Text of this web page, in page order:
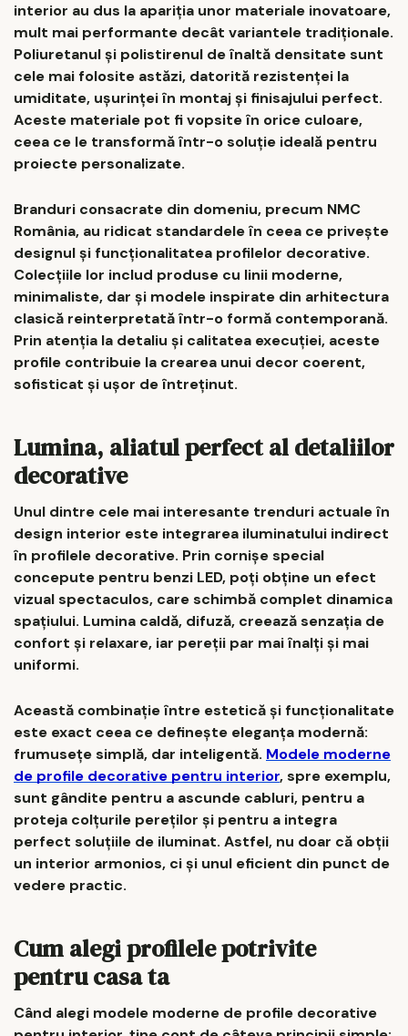
interior au dus la apariția unor materiale inovatoare,
mult mai performante decât variantele tradiționale.
Poliuretanul și polistirenul de înaltă densitate sunt
cele mai folosite astăzi, datorită rezistenței la
umiditate, ușurinței în montaj și finisajului perfect.
Aceste materiale pot fi vopsite în orice culoare,
ceea ce le transformă într-o soluție ideală pentru
proiecte personalizate.
Branduri consacrate din domeniu, precum NMC
România, au ridicat standardele în ceea ce privește
designul și funcționalitatea profilelor decorative.
Colecțiile lor includ produse cu linii moderne,
minimaliste, dar și modele inspirate din arhitectura
clasică reinterpretată într-o formă contemporană.
Prin atenția la detaliu și calitatea execuției, aceste
profile contribuie la crearea unui decor coerent,
sofisticat și ușor de întreținut.
Lumina, aliatul perfect al detaliilor
decorative
Unul dintre cele mai interesante trenduri actuale în
design interior este integrarea iluminatului indirect
în profilele decorative. Prin cornișe special
concepute pentru benzi LED, poți obține un efect
vizual spectaculos, care schimbă complet dinamica
spațiului. Lumina caldă, difuză, creează senzația de
confort și relaxare, iar pereții par mai înalți și mai
uniformi.
Această combinație între estetică și funcționalitate
este exact ceea ce definește eleganța modernă:
frumusețe simplă, dar inteligentă. Modele moderne
de profile decorative pentru interior, spre exemplu,
sunt gândite pentru a ascunde cabluri, pentru a
proteja colțurile pereților și pentru a integra
perfect soluțiile de iluminat. Astfel, nu doar că obții
un interior armonios, ci și unul eficient din punct de
vedere practic.
Cum alegi profilele potrivite
pentru casa ta
Când alegi modele moderne de profile decorative